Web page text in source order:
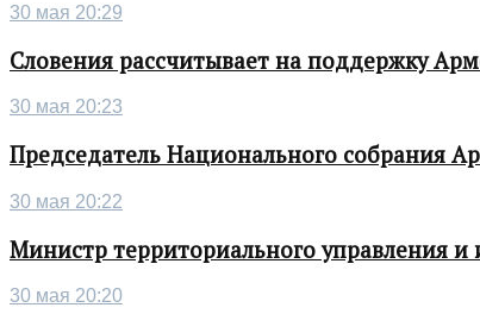
30 мая 20:29
Словения рассчитывает на поддержку
30 мая 20:23
Председатель Национального собрания
30 мая 20:22
Министр территориального управления и
30 мая 20:20